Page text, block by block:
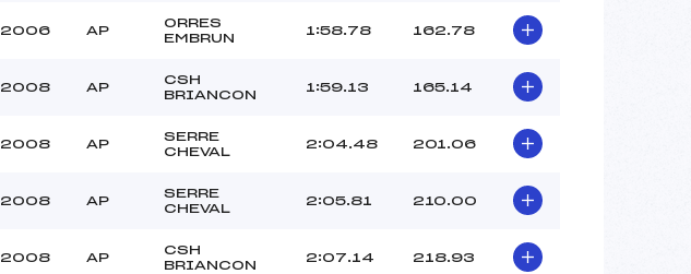
2006 AP
ORRES
EMBRUN
1:58.78 162.78
2008 AP
CSH
BRIANCON
1:59.13 165.14
2008 AP
SERRE
CHEVAL
2:04.48 201.06
2008 AP
SERRE
CHEVAL
2:05.81 210.00
2008 AP
CSH
BRIANCON
2:07.14 218.93